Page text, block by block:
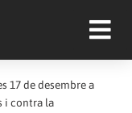
17 de desembre a
i contra la